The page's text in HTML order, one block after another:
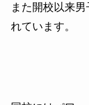
また開校以来男
れています。